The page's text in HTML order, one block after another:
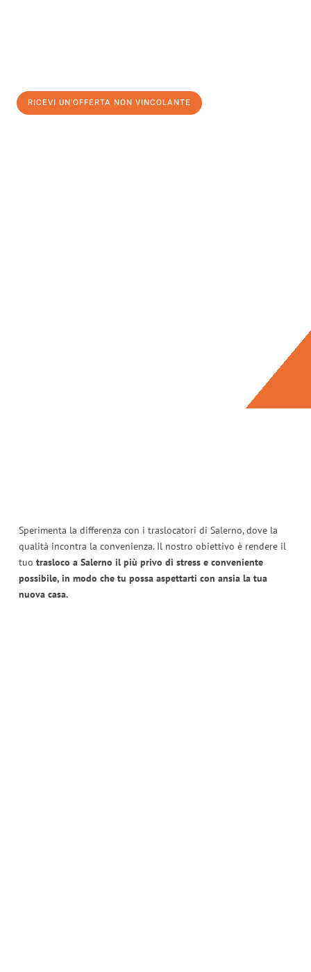
RICEVI UN'OFFERTA NON VINCOLANTE
Sperimenta la differenza con i traslocatori di Salerno, dove la
qualità incontra la convenienza. Il nostro obiettivo è rendere il
tuo trasloco a Salerno il più privo di stress e conveniente
possibile, in modo che tu possa aspettarti con ansia la tua
nuova casa.